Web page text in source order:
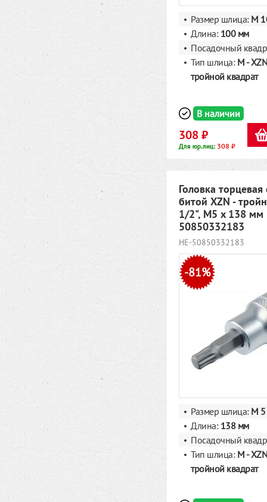
Размер шлица:M
Длина: 100 мм
Посадочный
Тип шлица: M -
тройной квадрат
В наличии
308 ₽
Для юр.лиц: 308 ₽
Головка торцевая
битой XZN -
1/2", M5 x 138 мм
50850332183
HE-50850332183
-81%
Размер шлица:M 5
Длина: 138 мм
Посадочный
Тип шлица: M -
тройной квадрат